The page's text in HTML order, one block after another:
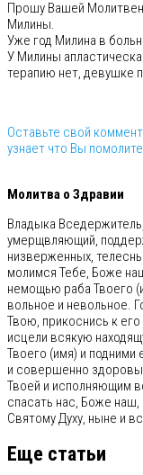
Прошу Вашей
Милины.
Уже год Милина в
У Милины
терапию нет, девушке
Оставьте свой
узнает что Вы
Молитва о Здравии
Владыка
умерщвляющий,
низверженных,
молимся Тебе, Боже
немощью раба Твоего
вольное и невольное.
Твою, прикоснись к
исцели всякую
Твоего (имя) и
и совершенно
Твоей и исполняющим
спасать нас, Боже
Святому Духу, ныне и
Еще статьи